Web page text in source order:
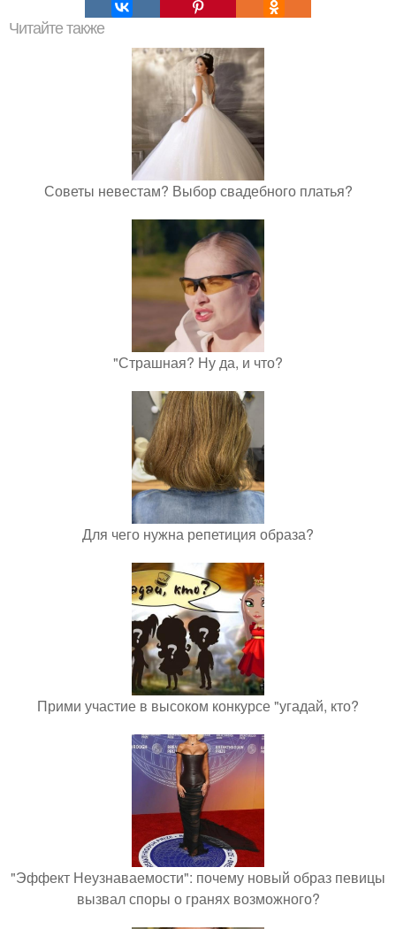
Читайте также
Советы невестам? Выбор свадебного платья?
"Страшная? Ну да, и что?
Для чего нужна репетиция образа?
Прими участие в высоком конкурсе "угадай, кто?
"Эффект Неузнаваемости": почему новый образ певицы
вызвал споры о гранях возможного?